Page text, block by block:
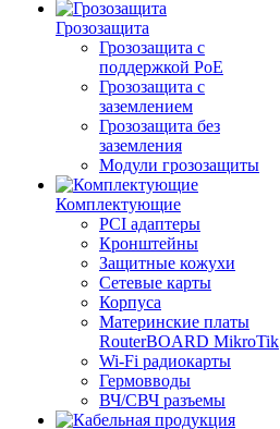
Грозозащита
Грозозащита с
поддержкой PoE
Грозозащита с
заземлением
Грозозащита без
заземления
Модули грозозащиты
Комплектующие
PCI адаптеры
Кронштейны
Защитные кожухи
Сетевые карты
Корпуса
Материнские платы
RouterBOARD MikroTik
Wi-Fi радиокарты
Гермовводы
ВЧ/СВЧ разъемы